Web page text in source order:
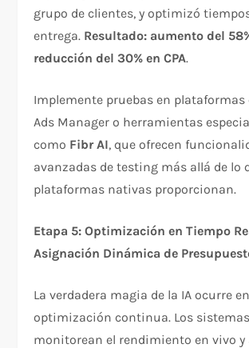
grupo de clientes, y optimizó
entrega. Resultado: aumento del
reducción del 30% en CPA.​
Implemente pruebas en plataformas
Ads Manager o herramientas
como Fibr AI, que ofrecen
avanzadas de testing más allá de lo
plataformas nativas proporcionan.​
Etapa 5: Optimización en Tiempo
Asignación Dinámica de
La verdadera magia de la IA ocurre
optimización continua. Los sistemas
monitorean el rendimiento en vivo